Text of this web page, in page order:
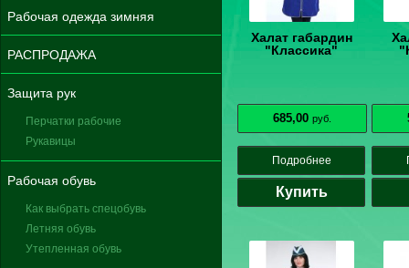
Рабочая одежда зимняя
РАСПРОДАЖА
Защита рук
Перчатки рабочие
Рукавицы
Рабочая обувь
Как выбрать спецобувь
Летняя обувь
Утепленная обувь
Халат габардин
"Классика"
685,00 руб.
Подробнее
Купить